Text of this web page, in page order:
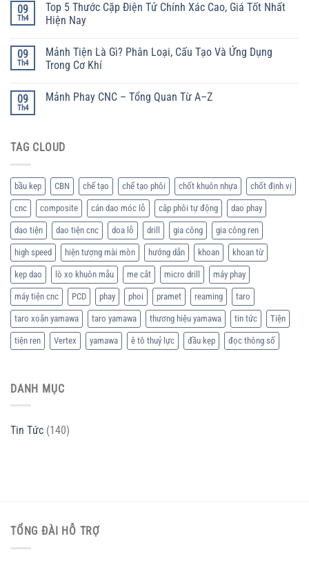
09
Th4
Top 5 Thước Cặp Điện Tử Chính Xác Cao, Giá Tốt Nhất
Hiện Nay
09
Th4
Mảnh Tiện Là Gì? Phân Loại, Cấu Tạo Và Ứng Dụng
Trong Cơ Khí
09
Th4
Mảnh Phay CNC – Tổng Quan Từ A–Z
TAG CLOUD
bầu kẹp CBN chế tạo chế tạo phôi chốt khuôn nhựa chốt định vị
cnc composite cán dao móc lỗ câp phôi tự động dao phay
dao tiện dao tiện cnc doa lỗ drill gia công gia công ren
high speed hiện tượng mài mòn hướng dẫn khoan khoan từ
kẹp dao lò xo khuôn mẫu me cắt micro drill máy phay
máy tiện cnc PCD phay phoi pramet reaming taro
taro xoắn yamawa taro yamawa thương hiệu yamawa tin tức Tiện
tiện ren Vertex yamawa ê tô thuỷ lực đầu kẹp đọc thông số
DANH MỤC
Tin Tức (140)
TỔNG ĐÀI HỖ TRỢ